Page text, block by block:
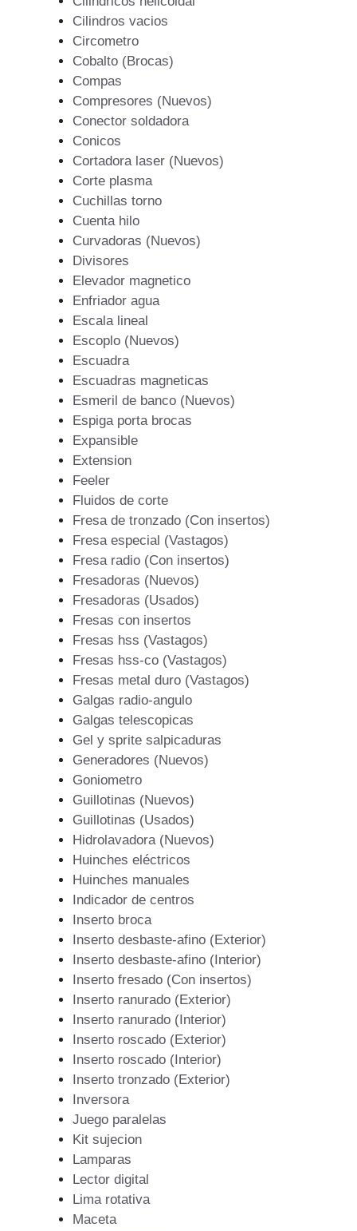
Cilindros vacios
Circometro
Cobalto (Brocas)
Compas
Compresores (Nuevos)
Conector soldadora
Conicos
Cortadora laser (Nuevos)
Corte plasma
Cuchillas torno
Cuenta hilo
Curvadoras (Nuevos)
Divisores
Elevador magnetico
Enfriador agua
Escala lineal
Escoplo (Nuevos)
Escuadra
Escuadras magneticas
Esmeril de banco (Nuevos)
Espiga porta brocas
Expansible
Extension
Feeler
Fluidos de corte
Fresa de tronzado (Con insertos)
Fresa especial (Vastagos)
Fresa radio (Con insertos)
Fresadoras (Nuevos)
Fresadoras (Usados)
Fresas con insertos
Fresas hss (Vastagos)
Fresas hss-co (Vastagos)
Fresas metal duro (Vastagos)
Galgas radio-angulo
Galgas telescopicas
Gel y sprite salpicaduras
Generadores (Nuevos)
Goniometro
Guillotinas (Nuevos)
Guillotinas (Usados)
Hidrolavadora (Nuevos)
Huinches eléctricos
Huinches manuales
Indicador de centros
Inserto broca
Inserto desbaste-afino (Exterior)
Inserto desbaste-afino (Interior)
Inserto fresado (Con insertos)
Inserto ranurado (Exterior)
Inserto ranurado (Interior)
Inserto roscado (Exterior)
Inserto roscado (Interior)
Inserto tronzado (Exterior)
Inversora
Juego paralelas
Kit sujecion
Lamparas
Lector digital
Lima rotativa
Maceta